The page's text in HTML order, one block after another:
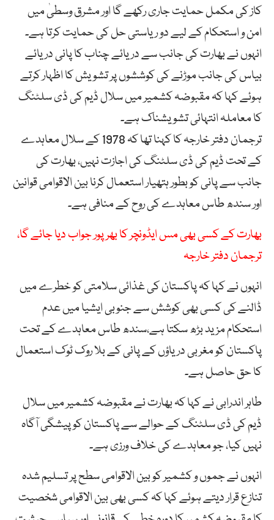
کاز کی مکمل حمایت جاری رکھے گا اور مشرق وسطیٰ میں
امن و استحکام کے لیے دو ریاستی حل کی حمایت کرتا ہے۔
انہوں نے بھارت کی جانب سے دریائے چناب کا پانی دریائے
بیاس کی جانب موڑنے کی کوششوں پر تشویش کا اظہار کرتے
ہوئے کہا کہ مقبوضہ کشمیر میں سلال ڈیم کی ڈی سلٹنگ
کا معاملہ انتہائی تشویشناک ہے۔
ترجمان دفتر خارجہ کا کہنا تھا کہ 1978 کے سلال معاہدے
کے تحت ڈیم کی ڈی سلٹنگ کی اجازت نہیں، بھارت کی
جانب سے پانی کو بطور ہتھیار استعمال کرنا بین الاقوامی قوانین
اور سندھ طاس معاہدے کی روح کے منافی ہے۔
بھارت کے کسی بھی مس ایڈونچر کا بھرپور جواب دیا جائے گا،
ترجمان دفتر خارجہ
انہوں نے کہا کہ پاکستان کی غذائی سلامتی کو خطرے میں
ڈالنے کی کسی بھی کوشش سے جنوبی ایشیا میں عدم
استحکام مزید بڑھ سکتا ہے،سندھ طاس معاہدے کے تحت
پاکستان کو مغربی دریاؤں کے پانی کے بلا روک ٹوک استعمال
کا حق حاصل ہے۔
طاہر اندرابی نے کہا کہ بھارت نے مقبوضہ کشمیر میں سلال
ڈیم کی ڈی سلٹنگ کے حوالے سے پاکستان کو پیشگی آگاہ
نہیں کیا، جو معاہدے کی خلاف ورزی ہے۔
انہوں نے جموں و کشمیر کو بین الاقوامی سطح پر تسلیم شدہ
تنازع قرار دیتے ہوئے کہا کہ کسی بھی بین الاقوامی شخصیت